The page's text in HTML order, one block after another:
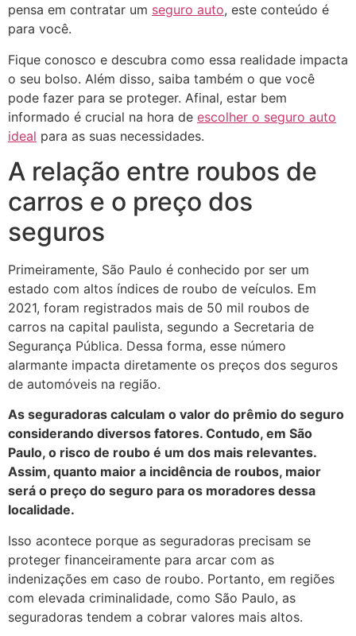
pensa em contratar um seguro auto, este conteúdo é
para você.
Fique conosco e descubra como essa realidade impacta
o seu bolso. Além disso, saiba também o que você
pode fazer para se proteger. Afinal, estar bem
informado é crucial na hora de escolher o seguro auto
ideal para as suas necessidades.
A relação entre roubos de
carros e o preço dos
seguros
Primeiramente, São Paulo é conhecido por ser um
estado com altos índices de roubo de veículos. Em
2021, foram registrados mais de 50 mil roubos de
carros na capital paulista, segundo a Secretaria de
Segurança Pública. Dessa forma, esse número
alarmante impacta diretamente os preços dos seguros
de automóveis na região.
As seguradoras calculam o valor do prêmio do seguro
considerando diversos fatores. Contudo, em São
Paulo, o risco de roubo é um dos mais relevantes.
Assim, quanto maior a incidência de roubos, maior
será o preço do seguro para os moradores dessa
localidade.
Isso acontece porque as seguradoras precisam se
proteger financeiramente para arcar com as
indenizações em caso de roubo. Portanto, em regiões
com elevada criminalidade, como São Paulo, as
seguradoras tendem a cobrar valores mais altos.